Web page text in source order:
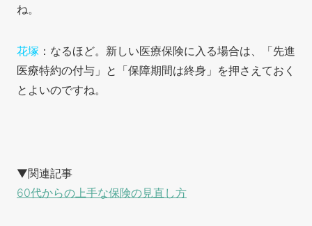
ね。
花塚 ：なるほど。新しい医療保険に入る場合は、「先進
医療特約の付与」と「保障期間は終身」を押さえておく
とよいのですね。
▼関連記事
60代からの上手な保険の見直し方